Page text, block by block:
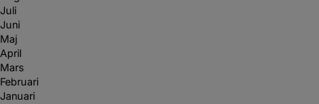
Juli
Juni
Maj
April
Mars
Februari
Januari